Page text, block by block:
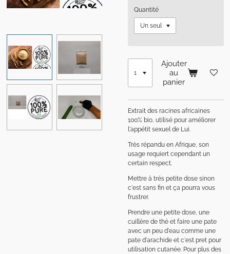
Quantité
Ajouter
au
panier
Extrait des racines africaines
100% bio, utilisé pour améliorer
l'appétit sexuel de Lui.
Très répandu en Afrique, son
usage requiert cependant un
certain respect.
Mettre à trés petite dose sinon
c'est sans fin et ça pourra vous
frustrer.
Prendre une petite dose, une
cuillère de thé et faire une pate
avec un peu d'eau comme une
pate d'arachide et c'est pret pour
utilisation cutanée. Pour plus des